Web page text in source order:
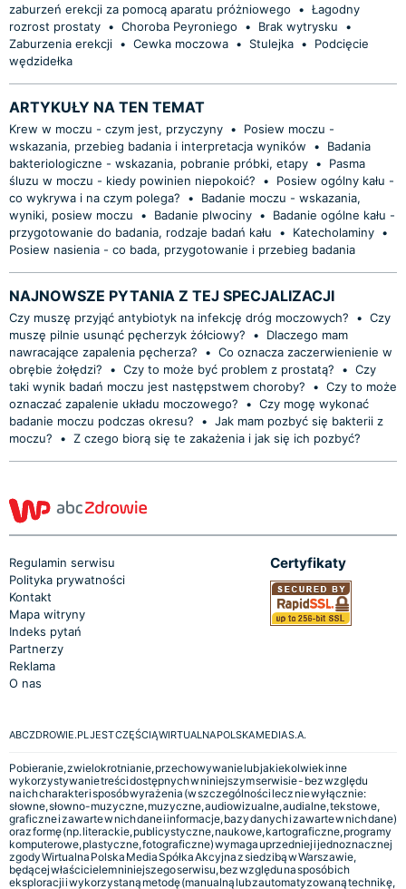
zaburzeń erekcji za pomocą aparatu próżniowego
• Łagodny
rozrost prostaty • Choroba Peyroniego • Brak wytrysku
•
Zaburzenia erekcji • Cewka moczowa • Stulejka •
Podcięcie
wędzidełka
ARTYKUŁY NA TEN TEMAT
Krew w moczu - czym jest, przyczyny •
Posiew moczu -
wskazania, przebieg badania i interpretacja wyników
•
Badania
bakteriologiczne - wskazania, pobranie próbki, etapy •
Pasma
śluzu w moczu - kiedy powinien niepokoić?
•
Posiew ogólny kału -
co wykrywa i na czym polega?
•
Badanie moczu - wskazania,
wyniki, posiew moczu
• Badanie plwociny •
Badanie ogólne kału -
przygotowanie do badania, rodzaje badań kału
• Katecholaminy •
Posiew nasienia - co bada, przygotowanie i przebieg badania
NAJNOWSZE PYTANIA Z TEJ SPECJALIZACJI
Czy muszę przyjąć antybiotyk na infekcję dróg moczowych? • Czy
muszę pilnie usunąć pęcherzyk żółciowy?
•
Dlaczego mam
nawracające zapalenia pęcherza?
• Co oznacza zaczerwienienie w
obrębie żołędzi?
• Czy to może być problem z prostatą? • Czy
taki wynik badań moczu jest następstwem choroby?
• Czy to może
oznaczać zapalenie układu moczowego?
• Czy mogę wykonać
badanie moczu podczas okresu?
• Jak mam pozbyć się bakterii z
moczu?
• Z czego biorą się te zakażenia i jak się ich pozbyć?
Regulamin serwisu
Polityka prywatności
Kontakt
Mapa witryny
Indeks pytań
Partnerzy
Reklama
O nas
Certyfikaty
ABCZDROWIE.PL JEST CZĘŚCIĄ WIRTUALNA POLSKA MEDIA S.A.
Pobieranie, zwielokrotnianie, przechowywanie lub jakiekolwiek inne
wykorzystywanie treści dostępnych w niniejszym serwisie - bez względu
na ich charakter i sposób wyrażenia (w szczególności lecz nie wyłącznie:
słowne, słowno-muzyczne, muzyczne, audiowizualne, audialne, tekstowe,
graficzne i zawarte w nich dane i informacje, bazy danych i zawarte w nich dane)
oraz formę (np. literackie, publicystyczne, naukowe, kartograficzne, programy
komputerowe, plastyczne, fotograficzne) wymaga uprzedniej i jednoznacznej
zgody Wirtualna Polska Media Spółka Akcyjna z siedzibą w Warszawie,
będącej właścicielem niniejszego serwisu, bez względu na sposób ich
eksploracji i wykorzystaną metodę (manualną lub zautomatyzowaną technikę,